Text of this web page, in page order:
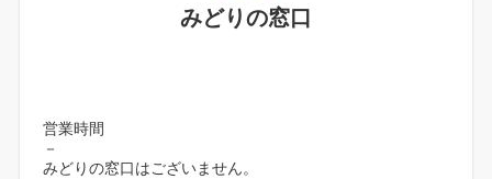
みどりの窓口
営業時間
－
みどりの窓口はございません。